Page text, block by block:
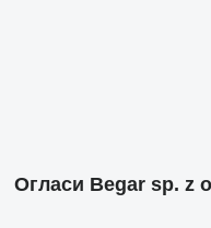
Огласи Begar sp. z